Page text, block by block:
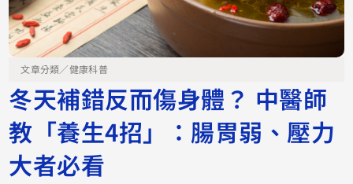
文章分類／健康科普
冬天補錯反而傷身體？ 中醫師
教「養生4招」：腸胃弱、壓力
大者必看